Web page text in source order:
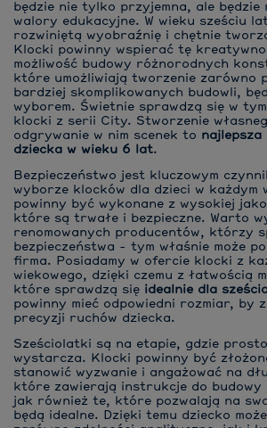
będzie nie tylko przyjemna, ale będzie
walory edukacyjne. W wieku sześciu
rozwiniętą wyobraźnię i chętnie
Klocki powinny wspierać tę
możliwość budowy różnorodnych
które umożliwiają tworzenie zarówno
bardziej skomplikowanych budowli,
wyborem. Świetnie sprawdzą się w
klocki z serii City. Stworzenie
odgrywanie w nim scenek to najlepsza
dziecka w wieku 6 lat.
Bezpieczeństwo jest kluczowym
wyborze klocków dla dzieci w każdym
powinny być wykonane z wysokiej
które są trwałe i bezpieczne. Warto
renomowanych producentów, którzy
bezpieczeństwa - tym właśnie może
firma. Posiadamy w ofercie klocki z
wiekowego, dzięki czemu z łatwością
które sprawdzą się idealnie dla
powinny mieć odpowiedni rozmiar, by
precyzji ruchów dziecka.
Sześciolatki są na etapie, gdzie
wystarcza. Klocki powinny być
stanowić wyzwanie i angażować na
które zawierają instrukcje do budowy
jak również te, które pozwalają na
będą idealne. Dzięki temu dziecko